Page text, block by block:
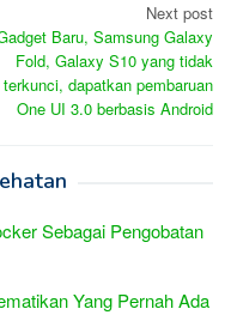
Next post
Baru, Samsung Galaxy
Fold, Galaxy S10 yang tidak
terkunci, dapatkan pembaruan
One UI 3.0 berbasis Android
Sebagai Pengobatan
Yang Pernah Ada